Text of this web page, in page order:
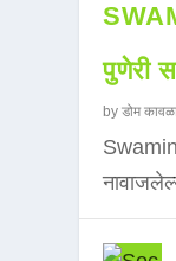
पुणेरी
byडोम